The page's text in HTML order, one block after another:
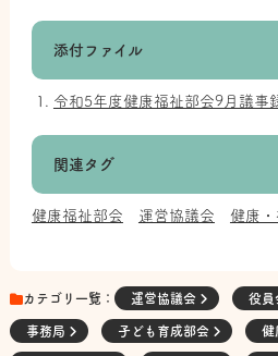
添付ファイル
令和5年度健康福祉部会9月議事
関連タグ
健康福祉部会 運営協議会 健康
カテゴリ一覧： 運営協議会 役員
事務局 子ども育成部会 健